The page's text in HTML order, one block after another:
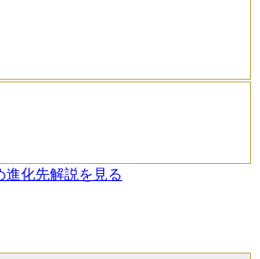
進化先解説を見る